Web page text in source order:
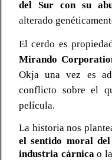
del Sur con su
alterado
El cerdo es
Mirando
Okja una vez es
conflicto sobre el
película.
La historia nos
el sentido moral del
industria cárnica o